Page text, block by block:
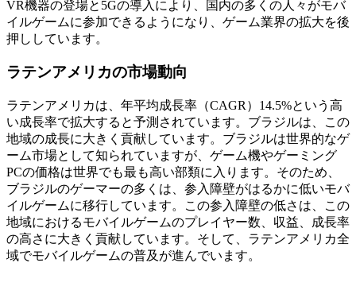
VR機器の登場と5Gの導入により、国内の多くの人々がモバ
イルゲームに参加できるようになり、ゲーム業界の拡大を後
押ししています。
ラテンアメリカの市場動向
ラテンアメリカは、年平均成長率（CAGR）14.5%という高
い成長率で拡大すると予測されています。ブラジルは、この
地域の成長に大きく貢献しています。ブラジルは世界的なゲ
ーム市場として知られていますが、ゲーム機やゲーミング
PCの価格は世界でも最も高い部類に入ります。そのため、
ブラジルのゲーマーの多くは、参入障壁がはるかに低いモバ
イルゲームに移行しています。この参入障壁の低さは、この
地域におけるモバイルゲームのプレイヤー数、収益、成長率
の高さに大きく貢献しています。そして、ラテンアメリカ全
域でモバイルゲームの普及が進んでいます。